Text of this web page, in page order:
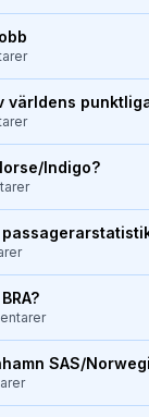
världens
Indigo?
SAS/